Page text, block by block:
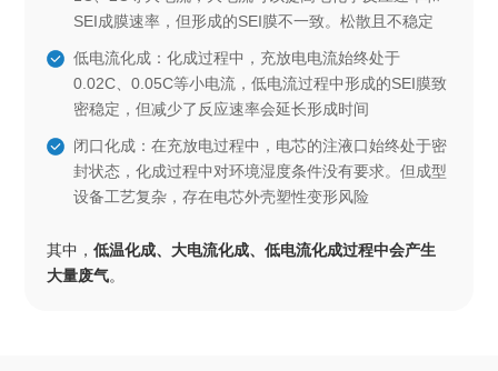
SEI成膜速率，但形成的SEI膜不一致。松散且不稳定
低电流化成：化成过程中，充放电电流始终处于
0.02C、0.05C等小电流，低电流过程中形成的SEI膜致
密稳定，但减少了反应速率会延长形成时间
闭口化成：在充放电过程中，电芯的注液口始终处于密
封状态，化成过程中对环境湿度条件没有要求。但成型
设备工艺复杂，存在电芯外壳塑性变形风险
其中，低温化成、大电流化成、低电流化成过程中会产生
大量废气。